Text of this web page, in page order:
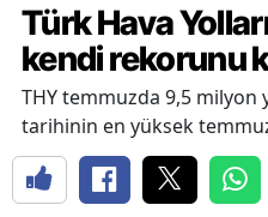
Türk Hava
kendi rekorunu
THY temmuzda 9,5
tarihinin en yüksek